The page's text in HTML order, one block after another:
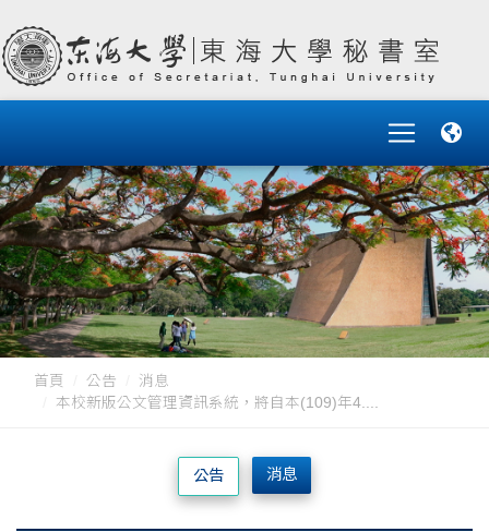
首頁 公告
消息
本校新版公文管理資訊系統，將自本(109)年4....
公告 消息